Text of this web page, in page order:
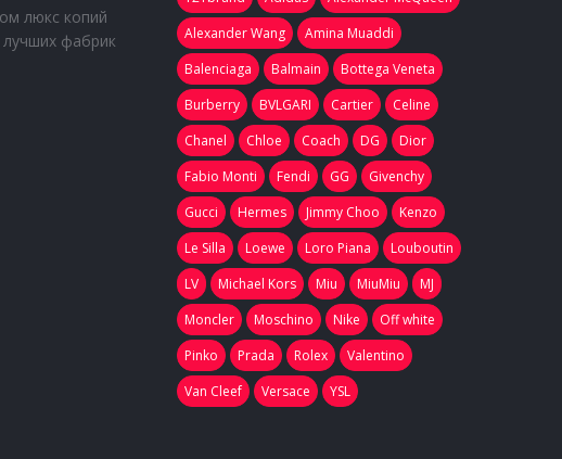
люкс копий
фабрик
Alexander Wang
Amina Muaddi
Balenciaga
Balmain
Bottega Veneta
Burberry
BVLGARI Cartier
Celine
Chanel
Chloe Coach DG
Dior
Fabio Monti
Fendi GG
Givenchy
Gucci
Hermes Jimmy Choo
Kenzo
Le Silla
Loewe Loro Piana
Louboutin
LV
Michael Kors Miu MiuMiu
MJ
Moncler
Moschino Nike
Off white
Pinko
Prada Rolex
Valentino
Van Cleef
Versace YSL